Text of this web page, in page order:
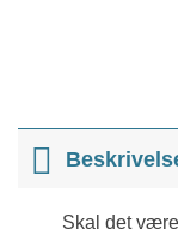
Skal det